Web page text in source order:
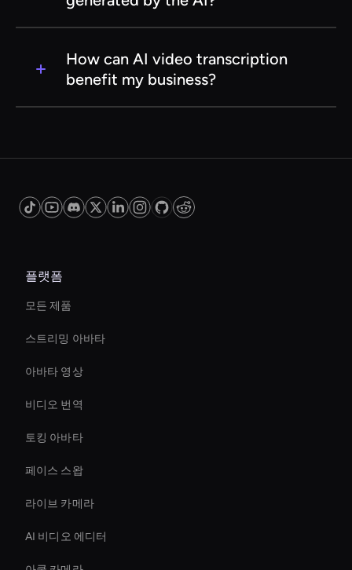
transcription process.
allows you to easily edit and refine the
transcriptions. The user-friendly interface
How can AI video transcription
benefit my business?
content searchability, and streamlining content
wider audience, including those with hearing
impairments, and provides valuable insights
플랫폼
모든 제품
스트리밍 아바타
아바타 영상
비디오 번역
토킹 아바타
페이스 스왑
라이브 카메라
AI 비디오 에디터